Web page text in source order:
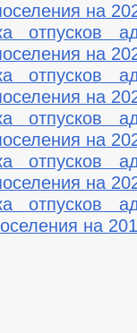
на
отпусков
на
отпусков
на
отпусков
на
отпусков
на
отпусков
на